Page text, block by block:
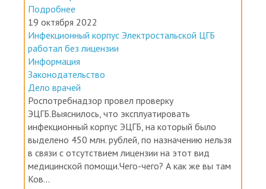
19 октября 2022
Инфекционный корпус Электростальской ЦГБ
работал без лицензии
Информация
Законодательство
Дело врачей
Роспотребнадзор провел проверку
ЭЦГБ.Выяснилось, что эксплуатировать
инфекционный корпус ЭЦГБ, на который было
выделено 450 млн. рублей, по назначению нельзя
в связи с отсутствием лицензии на этот вид
медицинской помощи.Чего-чего? А как же вы там
Ков...
2